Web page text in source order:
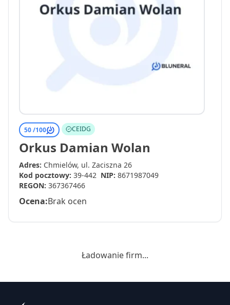
50 /100 CEIDG
Orkus Damian Wolan
Adres: Chmielów, ul. Zaciszna 26
Kod pocztowy: 39-442 NIP: 8671987049
REGON: 367367466
Ocena:Brak ocen
Ładowanie firm...